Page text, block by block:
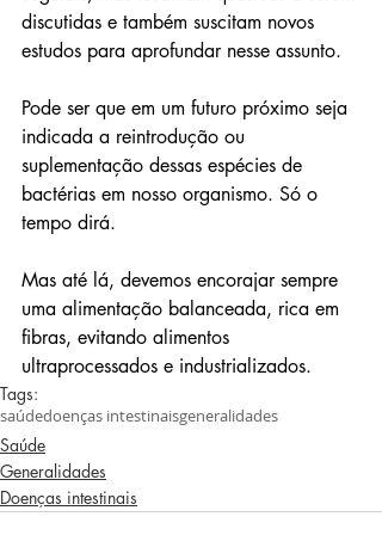
discutidas e também suscitam novos
estudos para aprofundar nesse assunto.
Pode ser que em um futuro próximo seja
indicada a reintrodução ou
suplementação dessas espécies de
bactérias em nosso organismo. Só o
tempo dirá.
Mas até lá, devemos encorajar sempre
uma alimentação balanceada, rica em
fibras, evitando alimentos
ultraprocessados e industrializados.
Tags:
saúdedoenças intestinaisgeneralidades
Saúde
Generalidades
Doenças intestinais